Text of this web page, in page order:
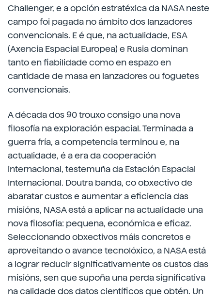
Challenger, e a opción estratéxica da NASA neste
campo foi pagada no ámbito dos lanzadores
convencionais. E é que, na actualidade, ESA
(Axencia Espacial Europea) e Rusia dominan
tanto en fiabilidade como en espazo en
cantidade de masa en lanzadores ou foguetes
convencionais.
A década dos 90 trouxo consigo una nova
filosofía na exploración espacial. Terminada a
guerra fría, a competencia terminou e, na
actualidade, é a era da cooperación
internacional, testemuña da Estación Espacial
Internacional. Doutra banda, co obxectivo de
abaratar custos e aumentar a eficiencia das
misións, NASA está a aplicar na actualidade una
nova filosofía: pequena, económica e eficaz.
Seleccionando obxectivos máis concretos e
aproveitando o avance tecnolóxico, a NASA está
a lograr reducir significativamente os custos das
misións, sen que supoña una perda significativa
na calidade dos datos científicos que obtén. Un